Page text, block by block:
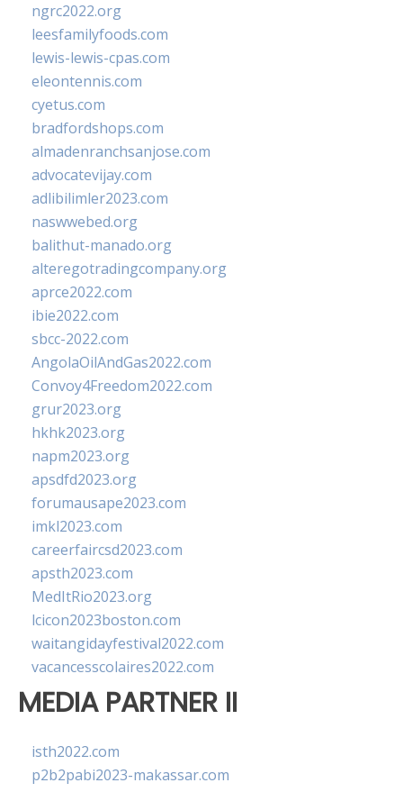
ngrc2022.org
leesfamilyfoods.com
lewis-lewis-cpas.com
eleontennis.com
cyetus.com
bradfordshops.com
almadenranchsanjose.com
advocatevijay.com
adlibilimler2023.com
naswwebed.org
balithut-manado.org
alteregotradingcompany.org
aprce2022.com
ibie2022.com
sbcc-2022.com
AngolaOilAndGas2022.com
Convoy4Freedom2022.com
grur2023.org
hkhk2023.org
napm2023.org
apsdfd2023.org
forumausape2023.com
imkl2023.com
careerfaircsd2023.com
apsth2023.com
MedItRio2023.org
lcicon2023boston.com
waitangidayfestival2022.com
vacancesscolaires2022.com
MEDIA PARTNER II
isth2022.com
p2b2pabi2023-makassar.com